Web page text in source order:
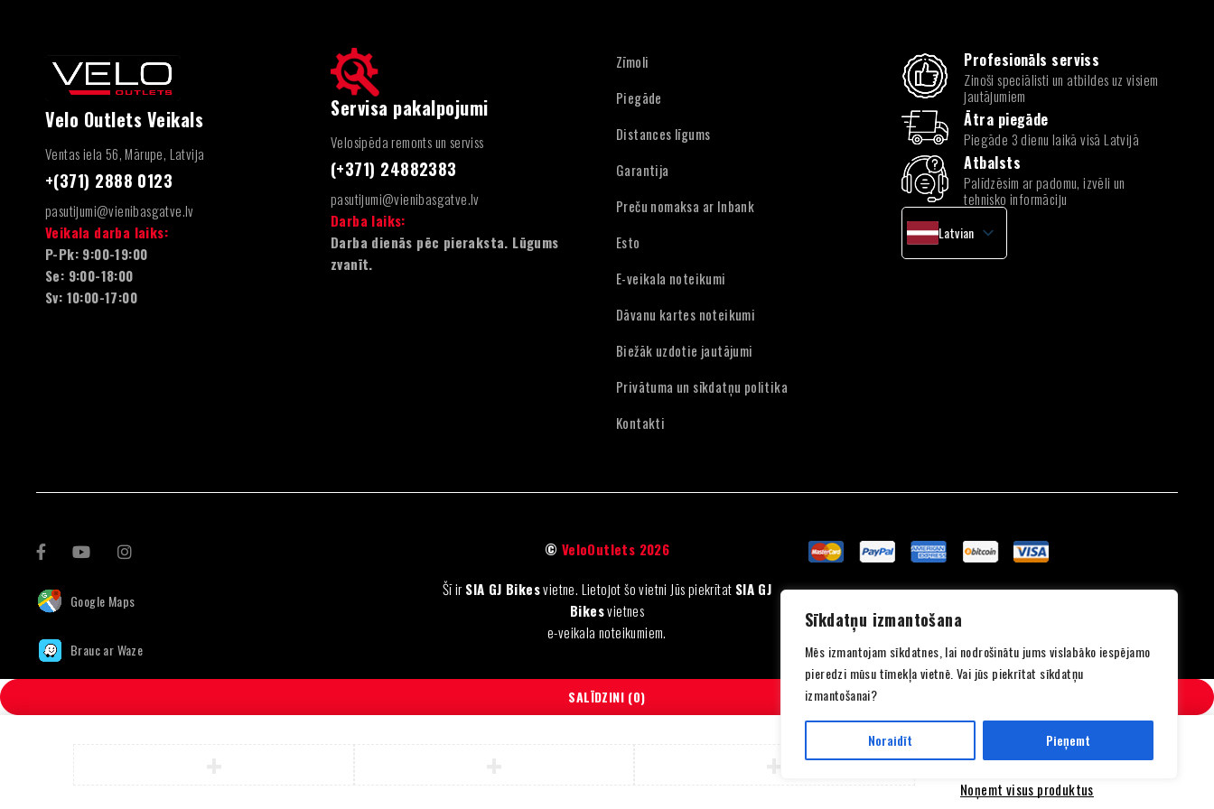
Sīkdatņu izmantošana
Mēs izmantojam sīkdatnes, lai nodrošinātu jums vislabāko iespējamo
pieredzi mūsu tīmekļa vietnē. Vai jūs piekrītat sīkdatņu
izmantošanai?
Noraidīt Pieņemt
Velo Outlets Veikals
Ventas iela 56, Mārupe, Latvija
+(371) 2888 0123
pasutijumi@vienibasgatve.lv
Veikala darba laiks:
P-Pk: 9:00-19:00
Se: 9:00-18:00
Sv: 10:00-17:00
Servisa pakalpojumi
Velosipēda remonts un serviss
(+371) 24882383
pasutijumi@vienibasgatve.lv
Darba laiks:
Darba dienās pēc pieraksta. Lūgums
zvanīt.
Zīmoli
Piegāde
Distances līgums
Garantija
Preču nomaksa ar Inbank
Esto
E-veikala noteikumi
Dāvanu kartes noteikumi
Biežāk uzdotie jautājumi
Privātuma un sīkdatņu politika
Kontakti
Profesionāls serviss
Zinoši speciālisti un atbildes uz visiem
jautājumiem
Ātra piegāde
Piegāde 3 dienu laikā visā Latvijā
Atbalsts
Palīdzēsim ar padomu, izvēli un
tehnisko informāciju
Latvian
English
Google Maps
Brauc ar Waze
© VeloOutlets 2026
Šī irSIA GJ Bikesvietne. Lietojot šo vietni Jūs piekrītat SIA GJ
Bikesvietnes
e-veikala noteikumiem.
SALĪDZINI (0)
Noņemt visus produktus